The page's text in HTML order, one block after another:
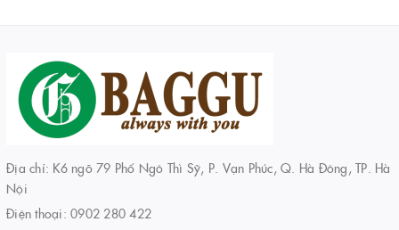
Địa chỉ: K6 ngõ 79 Phố Ngô Thì Sỹ, P. Vạn Phúc, Q. Hà Đông, TP. Hà
Nội
Điện thoại: 0902 280 422